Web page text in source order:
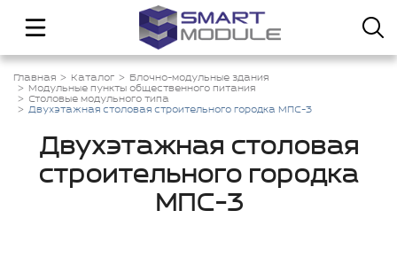
Главная Каталог
Блочно-модульные здания
Модульные пункты общественного питания
Столовые модульного типа
Двухэтажная столовая строительного городка МПС-3
Двухэтажная столовая
строительного городка
МПС-3